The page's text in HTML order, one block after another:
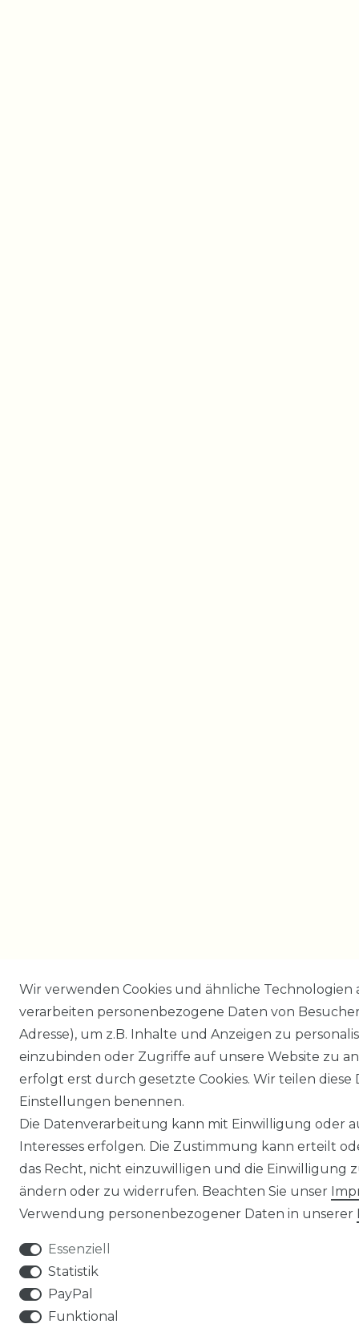
Wir verwenden Cookies und ähnliche
verarbeiten personenbezogene Daten von
Adresse), um z.B. Inhalte und Anzeigen zu
einzubinden oder Zugriffe auf unsere Website zu
erfolgt erst durch gesetzte Cookies. Wir teilen
Einstellungen benennen.
Die Datenverarbeitung kann mit Einwilligung oder
Interesses erfolgen. Die Zustimmung kann erteilt
das Recht, nicht einzuwilligen und die Einwilligung
ändern oder zu widerrufen. Beachten Sie unser
Verwendung personenbezogener Daten in unserer
Essenziell
Statistik
PayPal
Funktional